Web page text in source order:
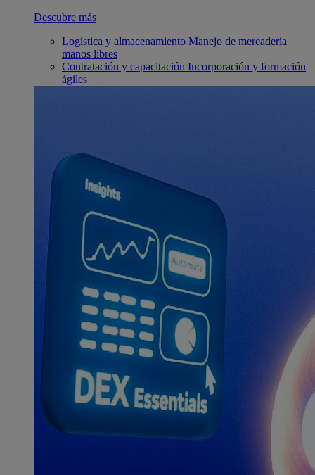
Descubre más
Logística y almacenamiento Manejo de mercadería
manos libres
Contratación y capacitación Incorporación y formación
ágiles